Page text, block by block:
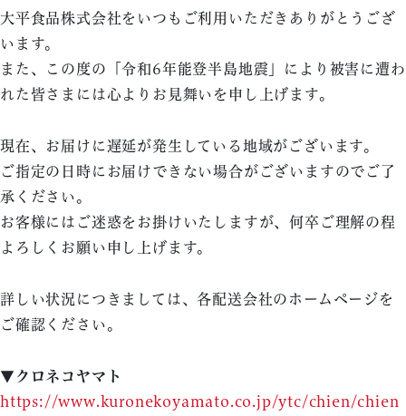
大平食品株式会社をいつもご利用いただきありがとうござ
います。
また、この度の「令和6年能登半島地震」により被害に遭わ
れた皆さまには心よりお見舞いを申し上げます。
現在、お届けに遅延が発生している地域がございます。
ご指定の日時にお届けできない場合がございますのでご了
承ください。
お客様にはご迷惑をお掛けいたしますが、何卒ご理解の程
よろしくお願い申し上げます。
詳しい状況につきましては、各配送会社のホームページを
ご確認ください。
▼クロネコヤマト
https://www.kuronekoyamato.co.jp/ytc/chien/chien